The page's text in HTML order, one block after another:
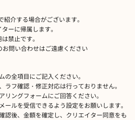
介する場合がございます。
ーに帰属します。
禁止です。
問い合わせはご遠慮ください
の全項目にご記入ください。
ラフ確認・修正対応は行っておりません。
リングフォームにご回答ください。
ールを受信できるよう設定をお願いします。
認後、金額を確定し、クリエイター同意をも